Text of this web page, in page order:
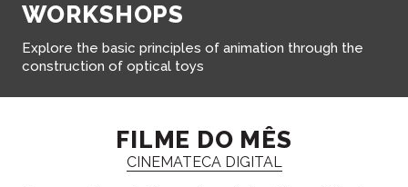
WORKSHOPS
Explore the basic principles of animation through the
construction of optical toys
FILME DO MÊS
CINEMATECA DIGITAL